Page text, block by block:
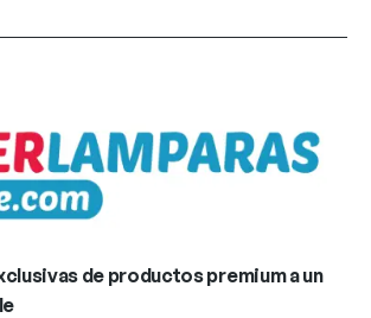
de productos premium a un